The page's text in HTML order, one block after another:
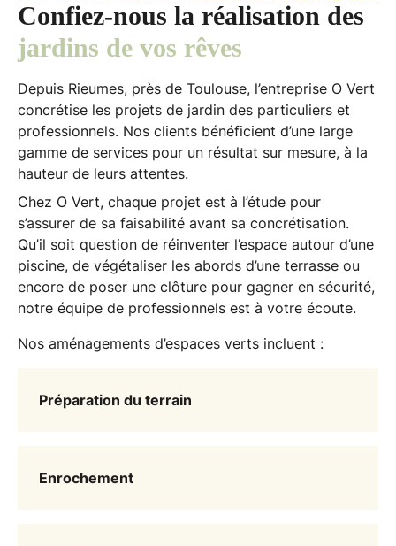
Confiez-nous la réalisation des
jardins de vos rêves
Depuis Rieumes, près de Toulouse, l’entreprise O Vert
concrétise les projets de jardin des particuliers et
professionnels. Nos clients bénéficient d’une large
gamme de services pour un résultat sur mesure, à la
hauteur de leurs attentes.
Chez O Vert, chaque projet est à l’étude pour
s’assurer de sa faisabilité avant sa concrétisation.
Qu’il soit question de réinventer l’espace autour d’une
piscine, de végétaliser les abords d’une terrasse ou
encore de poser une clôture pour gagner en sécurité,
notre équipe de professionnels est à votre écoute.
Nos aménagements d’espaces verts incluent :
Préparation du terrain
Enrochement